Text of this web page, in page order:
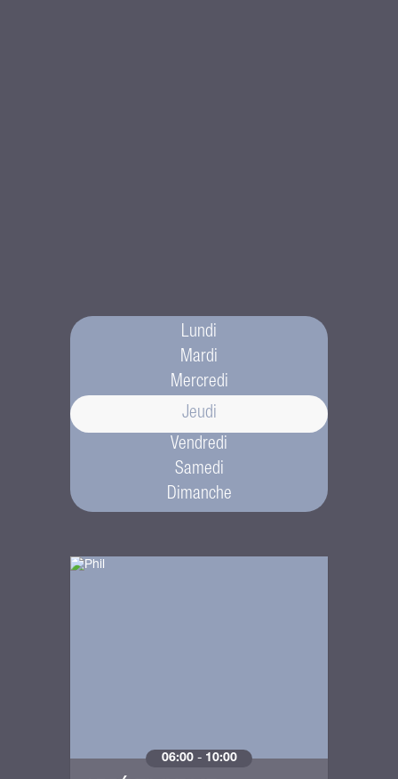
Lundi
Mardi
Mercredi
Jeudi
Vendredi
Samedi
Dimanche
06:00- 10:00